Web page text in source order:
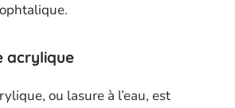
acrylique
ou lasure à l’eau, est